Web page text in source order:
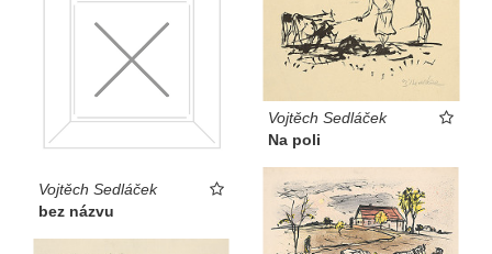
Vojtěch Sedláček
bez názvu
Vojtěch Sedláček
Na poli